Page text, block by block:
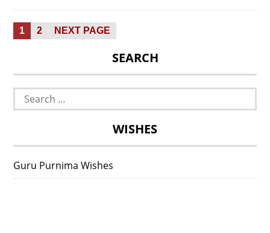
Posts
pagination
PAGE
1 PAGE
2 NEXT PAGE
SEARCH
Search
for:
WISHES
Guru Purnima Wishes